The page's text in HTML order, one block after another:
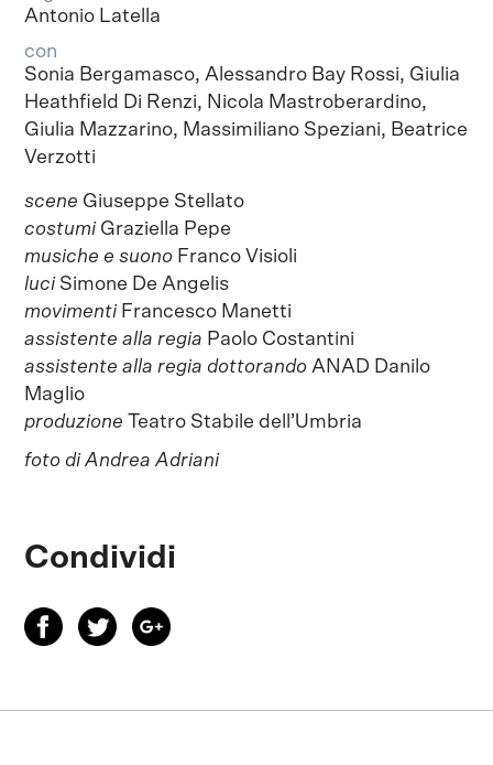
Antonio Latella
con
Sonia Bergamasco, Alessandro Bay Rossi, Giulia
Heathfield Di Renzi, Nicola Mastroberardino,
Giulia Mazzarino, Massimiliano Speziani, Beatrice
Verzotti
scene Giuseppe Stellato
costumi Graziella Pepe
musiche e suono Franco Visioli
luci Simone De Angelis
movimenti Francesco Manetti
assistente alla regia Paolo Costantini
assistente alla regia dottorando ANAD Danilo
Maglio
produzione Teatro Stabile dell’Umbria
foto di Andrea Adriani
Condividi